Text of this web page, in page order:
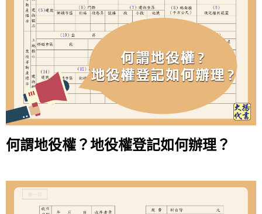
何謂地役權？地役權登記如何辦理？